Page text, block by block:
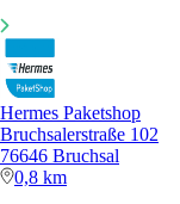
Hermes Paketshop
Bruchsalerstraße 102
76646 Bruchsal
0,8 km